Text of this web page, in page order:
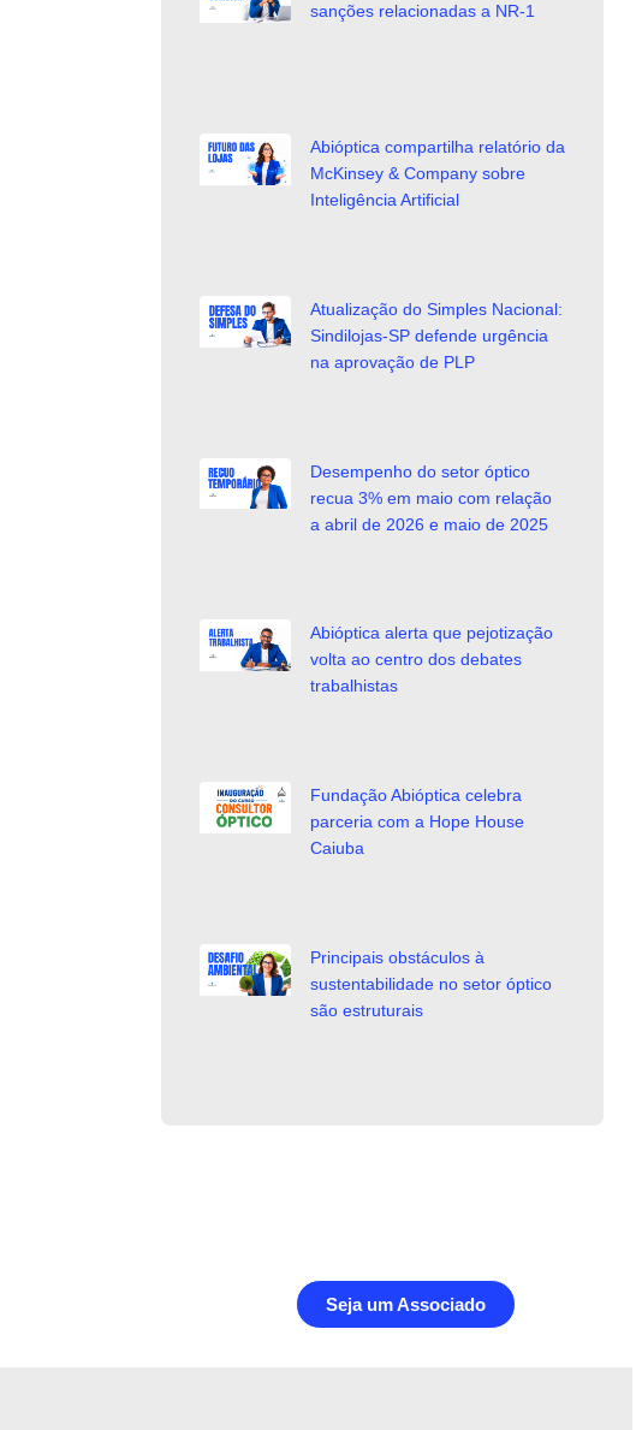
sanções relacionadas a NR-1
Abióptica compartilha relatório da
McKinsey & Company sobre
Inteligência Artificial
Atualização do Simples Nacional:
Sindilojas-SP defende urgência
na aprovação de PLP
Desempenho do setor óptico
recua 3% em maio com relação
a abril de 2026 e maio de 2025
Abióptica alerta que pejotização
volta ao centro dos debates
trabalhistas
Fundação Abióptica celebra
parceria com a Hope House
Caiuba
Principais obstáculos à
sustentabilidade no setor óptico
são estruturais
Seja um Associado